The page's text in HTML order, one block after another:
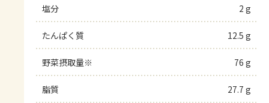
塩分 2 g
たんぱく質 12.5 g
野菜摂取量※ 76 g
脂質 27.7 g